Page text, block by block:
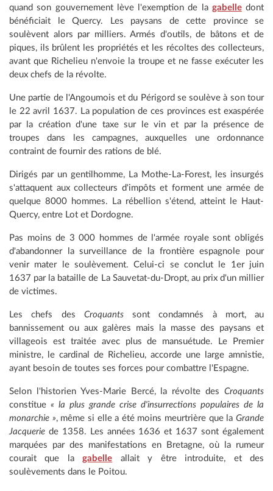
quand son gouvernement lève l'exemption de la gabelledont
bénéficiait le Quercy. Les paysans de cette province se
soulèvent alors par milliers. Armés d'outils, de bâtons et de
piques, ils brûlent les propriétés et les récoltes des collecteurs,
avant que Richelieu n'envoie la troupe et ne fasse exécuter les
deux chefs de la révolte.
Une partie de l'Angoumois et du Périgord se soulève à son tour
le 22 avril 1637. La population de ces provinces est exaspérée
par la création d'une taxe sur le vin et par la présence de
troupes dans les campagnes, auxquelles une ordonnance
contraint de fournir des rations de blé.
Dirigés par un gentilhomme, La Mothe-La-Forest, les insurgés
s'attaquent aux collecteurs d'impôts et forment une armée de
quelque 8000 hommes. La rébellion s'étend, atteint le Haut-
Quercy, entre Lot et Dordogne.
Pas moins de 3 000 hommes de l'armée royale sont obligés
d'abandonner la surveillance de la frontière espagnole pour
venir mater le soulèvement. Celui-ci se conclut le 1er juin
1637 par la bataille de La Sauvetat-du-Dropt, au prix d'un millier
de victimes.
Les chefs des Croquantssont condamnés à mort, au
bannissement ou aux galères mais la masse des paysans et
villageois est traitée avec plus de mansuétude. Le Premier
ministre, le cardinal de Richelieu, accorde une large amnistie,
ayant besoin de toutes ses forces pour combattre l'Espagne.
Selon l'historien Yves-Marie Bercé, la révolte des Croquants
constitue « la plus grande crise d'insurrections populaires de la
monarchie », même si elle a été moins meurtrière que laGrande
Jacquerie de 1358. Les années 1636 et 1637 sont également
marquées par des manifestations en Bretagne, où la rumeur
courait que lagabelle allait y être introduite, et des
soulèvements dans le Poitou.